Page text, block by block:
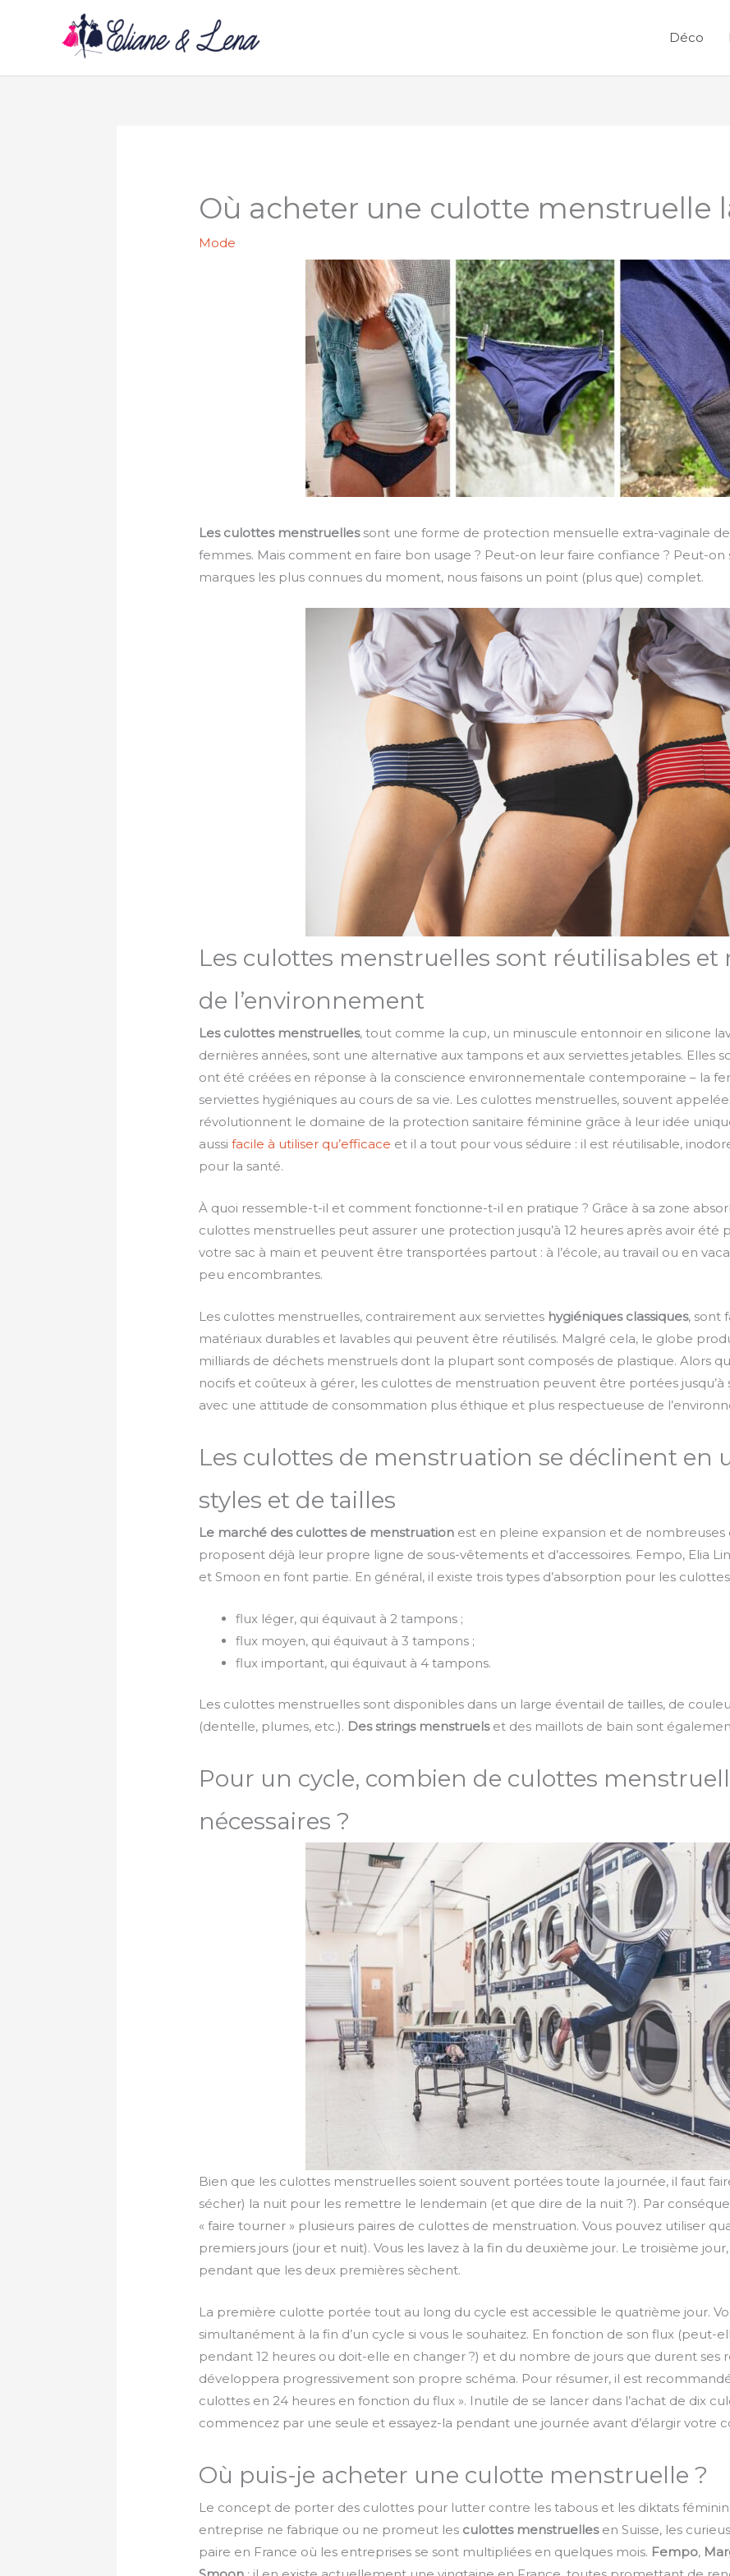
Déco
Où acheter une culotte menstruelle
Mode
Les culottes menstruellessont une forme de protection mensuelle extra-vaginale
femmes. Mais comment en faire bon usage ? Peut-on leur faire confiance ? Peut-on
marques les plus connues du moment, nous faisons un point (plus que) complet.
Les culottes menstruelles sont réutilisables et
de l’environnement
Les culottes menstruelles, tout comme la cup, un minuscule entonnoir en silicone
dernières années, sont une alternative aux tampons et aux serviettes jetables. Elles
ont été créées en réponse à la conscience environnementale contemporaine – la
serviettes hygiéniques au cours de sa vie. Les culottes menstruelles, souvent
révolutionnent le domaine de la protection sanitaire féminine grâce à leur idée
aussifacile à utiliser qu’efficace et il a tout pour vous séduire : il est réutilisable,
pour la santé.
À quoi ressemble-t-il et comment fonctionne-t-il en pratique ? Grâce à sa zone
culottes menstruelles peut assurer une protection jusqu’à 12 heures après avoir été
votre sac à main et peuvent être transportées partout : à l’école, au travail ou en
peu encombrantes.
Les culottes menstruelles, contrairement aux serviettes hygiéniques classiques, sont
matériaux durables et lavables qui peuvent être réutilisés. Malgré cela, le globe
milliards de déchets menstruels dont la plupart sont composés de plastique. Alors
nocifs et coûteux à gérer, les culottes de menstruation peuvent être portées jusqu’à
avec une attitude de consommation plus éthique et plus respectueuse de
Les culottes de menstruation se déclinent en
styles et de tailles
Le marché des culottes de menstruation est en pleine expansion et de nombreuses
proposent déjà leur propre ligne de sous-vêtements et d’accessoires. Fempo, Elia
et Smoon en font partie. En général, il existe trois types d’absorption pour les culottes
flux léger, qui équivaut à 2 tampons ;
flux moyen, qui équivaut à 3 tampons ;
flux important, qui équivaut à 4 tampons.
Les culottes menstruelles sont disponibles dans un large éventail de tailles, de
(dentelle, plumes, etc.). Desstrings menstruelset des maillots de bain sont
Pour un cycle, combien de culottes
nécessaires ?
Bien que les culottes menstruelles soient souvent portées toute la journée, il faut
sécher) la nuit pour les remettre le lendemain (et que dire de la nuit ?). Par
« faire tourner » plusieurs paires de culottes de menstruation. Vous pouvez utiliser
premiers jours (jour et nuit). Vous les lavez à la fin du deuxième jour. Le troisième
pendant que les deux premières sèchent.
La première culotte portée tout au long du cycle est accessible le quatrième jour.
simultanément à la fin d’un cycle si vous le souhaitez. En fonction de son flux (peut-
pendant 12 heures ou doit-elle en changer ?) et du nombre de jours que durent ses
développera progressivement son propre schéma. Pour résumer, il est
culottes en 24 heures en fonction du flux ». Inutile de se lancer dans l’achat de dix
commencez par une seule et essayez-la pendant une journée avant d’élargir votre
Où puis-je acheter une culotte menstruelle ?
Le concept de porter des culottes pour lutter contre les tabous et les diktats
entreprise ne fabrique ou ne promeut les culottes menstruellesen Suisse, les
paire en France où les entreprises se sont multipliées en quelques mois. Fempo,